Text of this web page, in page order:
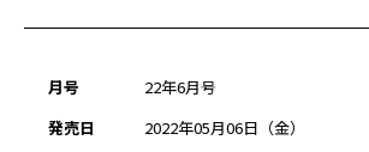
月号
22年6月号
発売日
2022年05月06日（金）